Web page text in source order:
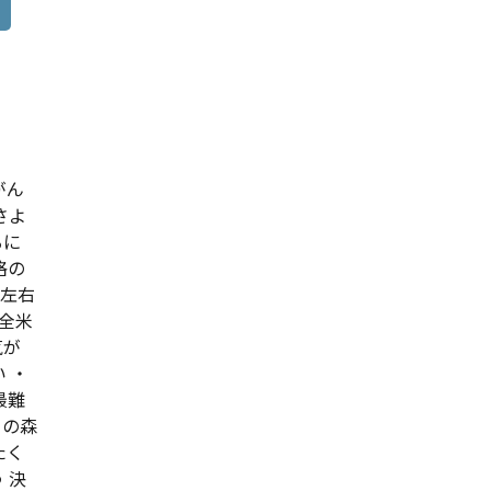
ん
よ
の
右
米
難
森
決